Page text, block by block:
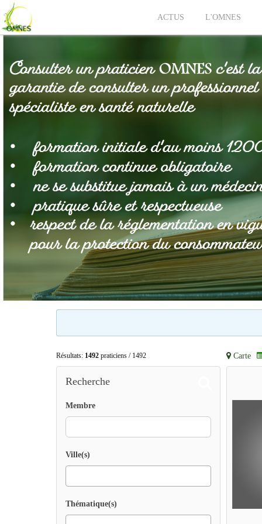
ACTUS L'OMNES
Résultats: 1492 praticiens / 1492
Recherche
Membre
Ville(s)
Thématique(s)
Carte